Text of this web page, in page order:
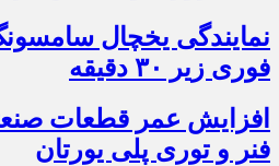
نمایندگی یخچال
فوری زیر ۳۰ دقیقه
افزایش عمر قطعات
فنر و توری پلی یورتان